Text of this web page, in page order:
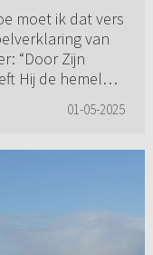
moet ik dat vers
van
“Door Zijn
Hij de hemelen
01-05-2025